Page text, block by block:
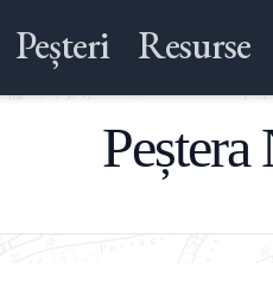
Peșteri Resurse